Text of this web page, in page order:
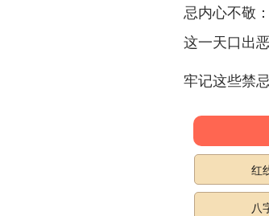
忌内心不敬
这一天口出
牢记这些禁
红
八